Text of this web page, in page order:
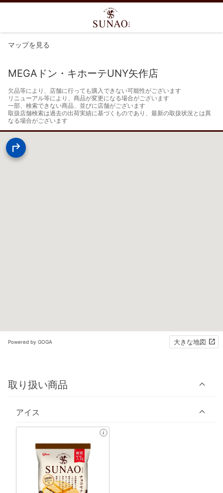
マップを見る
MEGAドン・キホーテUNY矢作店
欠品等により、店舗に行っても購入できない可能性がございます
リニューアル等により、商品が変更になる場合がございます
一部、検索できない商品、並びに店舗がございます
取扱店舗検索は過去の出荷実績に基づくものであり、最新の取扱状況とは異
なる場合がございます
Powered by GOGA 大きな地図
取り扱い商品
アイス